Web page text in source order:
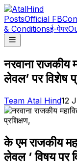
PostsOfficial FB
& Conditionsई-पेपर
नरवाना राजकीय
लेवल’ पर विशेष
Team Atal Hind12
के एम राजकीय
लेवल ’ विषय पर